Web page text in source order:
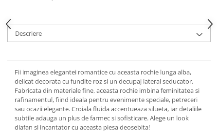
Descriere
Fii imaginea elegantei romantice cu aceasta rochie lunga alba,
delicat decorata cu fundite roz si un decupaj lateral seducator.
Fabricata din materiale fine, aceasta rochie imbina feminitatea si
rafinamentul, fiind ideala pentru evenimente speciale, petreceri
sau ocazii elegante. Croiala fluida accentueaza silueta, iar detaliile
subtile adauga un plus de farmec si sofisticare. Alege un look
diafan si incantator cu aceasta piesa deosebita!